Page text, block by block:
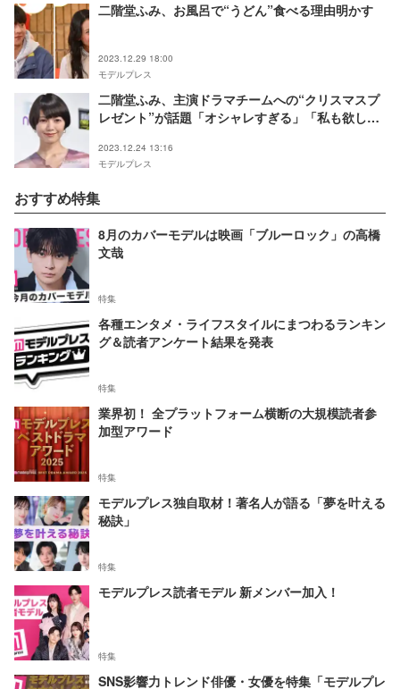
二階堂ふみ、お風呂で“うどん”食べる理由明かす
2023.12.29 18:00
モデルプレス
二階堂ふみ、主演ドラマチームへの“クリスマスプ
レゼント”が話題「オシャレすぎる」「私も欲し
2023.12.24 13:16
モデルプレス
おすすめ特集
8月のカバーモデルは映画「ブルーロック」の高橋
文哉
特集
各種エンタメ・ライフスタイルにまつわるランキン
グ＆読者アンケート結果を発表
特集
業界初！ 全プラットフォーム横断の大規模読者参
加型アワード
特集
モデルプレス独自取材！著名人が語る「夢を叶える
秘訣」
特集
モデルプレス読者モデル 新メンバー加入！
特集
SNS影響力トレンド俳優・女優を特集「モデルプレ